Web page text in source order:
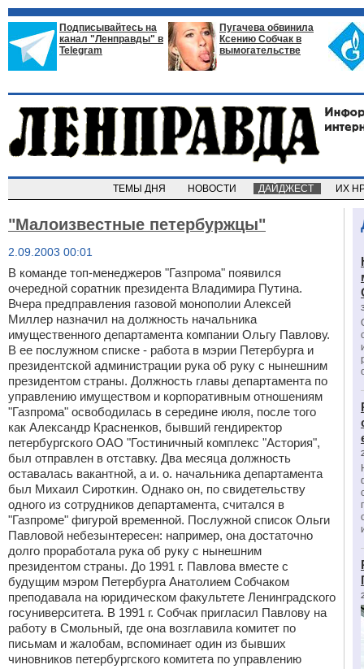
Подписывайтесь на
канал "Ленправды" в
Telegram
Пугачева обвинила
Ксению Собчак в
вымогательстве
ТЕМЫ ДНЯ НОВОСТИ ДАЙДЖЕСТ ИХ
"Малоизвестные петербуржцы"
2.09.2003 00:01
В команде топ-менеджеров "Газпрома" появился
очередной соратник президента Владимира Путина.
Вчера предправления газовой монополии Алексей
Миллер назначил на должность начальника
имущественного департамента компании Ольгу Павлову.
В ее послужном списке - работа в мэрии Петербурга и
президентской администрации рука об руку с нынешним
президентом страны. Должность главы департамента по
управлению имуществом и корпоративным отношениям
"Газпрома" освободилась в середине июля, после того
как Александр Красненков, бывший гендиректор
петербургского ОАО "Гостиничный комплекс "Астория",
был отправлен в отставку. Два месяца должность
оставалась вакантной, а и. о. начальника департамента
был Михаил Сироткин. Однако он, по свидетельству
одного из сотрудников департамента, считался в
"Газпроме" фигурой временной. Послужной список Ольги
Павловой небезынтересен: например, она достаточно
долго проработала рука об руку с нынешним
президентом страны. До 1991 г. Павлова вместе с
будущим мэром Петербурга Анатолием Собчаком
преподавала на юридическом факультете Ленинградского
госуниверситета. В 1991 г. Собчак пригласил Павлову на
работу в Смольный, где она возглавила комитет по
письмам и жалобам, вспоминает один из бывших
чиновников петербургского комитета по управлению